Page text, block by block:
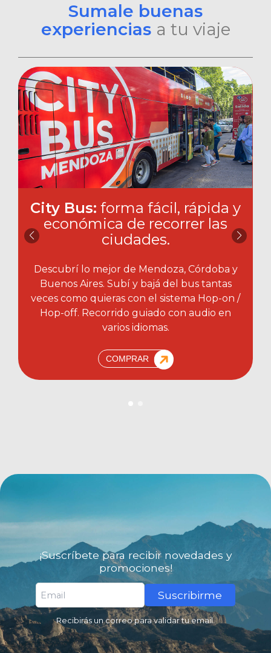
Sumale buenas
experiencias a tu viaje
City Bus: forma fácil, rápida y
económica de recorrer las
ciudades.​
Descubrí lo mejor de Mendoza, Córdoba y
Buenos Aires. Subí y bajá del bus tantas
veces como quieras con el sistema Hop-on /
Hop-off. Recorrido guiado con audio en
varios idiomas.
COMPRAR
¡Suscríbete para recibir novedades y
promociones!
Suscribirme
Recibirás un correo para validar tu email.